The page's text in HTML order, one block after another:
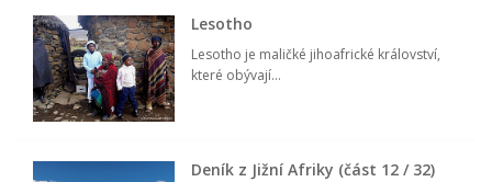
Lesotho
Lesotho je maličké jihoafrické království,
které obývají...
Deník z Jižní Afriky (část 12 / 32)